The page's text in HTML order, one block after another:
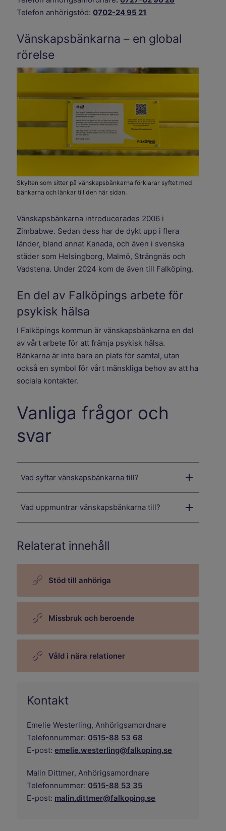
Telefon anhörigstöd:0702-24 95 21
Vänskapsbänkarna – en global
rörelse
Skylten som sitter på vänskapsbänkarna förklarar syftet med
bänkarna och länkar till den här sidan.
Vänskapsbänkarna introducerades 2006 i
Zimbabwe. Sedan dess har de dykt upp i flera
länder, bland annat Kanada, och även i svenska
städer som Helsingborg, Malmö, Strängnäs och
Vadstena. Under 2024 kom de även till Falköping.
En del av Falköpings arbete för
psykisk hälsa
I Falköpings kommun är vänskapsbänkarna en del
av vårt arbete för att främja psykisk hälsa.
Bänkarna är inte bara en plats för samtal, utan
också en symbol för vårt mänskliga behov av att ha
sociala kontakter.
Vanliga frågor och
svar
Vad syftar vänskapsbänkarna till?
Vad uppmuntrar vänskapsbänkarna till?
Relaterat innehåll
Stöd till anhöriga
Missbruk och beroende
Våld i nära relationer
Kontakt
Emelie Westerling, Anhörigsamordnare
Telefonnummer: 0515-88 53 68
E-post: emelie.westerling@falkoping.se
Malin Dittmer, Anhörigsamordnare
Telefonnummer: 0515-88 53 35
E-post: malin.dittmer@falkoping.se